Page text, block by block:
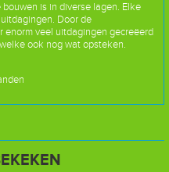
is in diverse lagen. Elke
Door de
veel uitdagingen gecreëerd
ook nog wat opsteken.